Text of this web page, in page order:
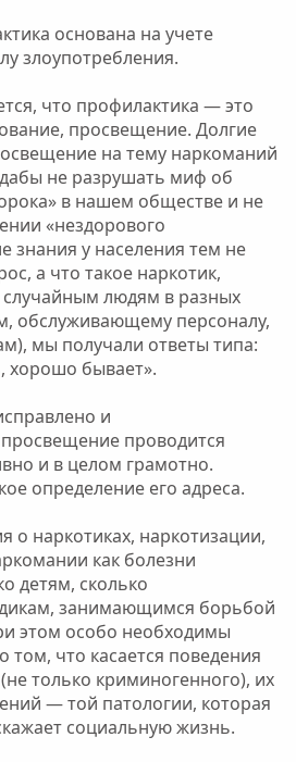
основана на учете
злоупотребления.
что профилактика — это
просвещение. Долгие
на тему наркоманий
не разрушать миф об
в нашем обществе и не
«нездорового
знания у населения тем не
а что такое наркотик,
людям в разных
обслуживающему персоналу,
мы получали ответы типа:
хорошо бывает».
и
проводится
и в целом грамотно.
определение его адреса.
о наркотиках, наркотизации,
как болезни
детям, сколько
занимающимся борьбой
этом особо необходимы
том, что касается поведения
только криминогенного), их
— той патологии, которая
социальную жизнь.